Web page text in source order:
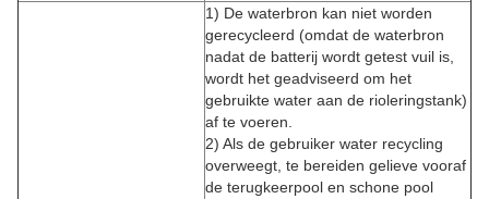
1) De waterbron kan niet worden
gerecycleerd (omdat de waterbron
nadat de batterij wordt getest vuil is,
wordt het geadviseerd om het
gebruikte water aan de rioleringstank)
af te voeren.
2) Als de gebruiker water recycling
overweegt, te bereiden gelieve vooraf
de terugkeerpool en schone pool